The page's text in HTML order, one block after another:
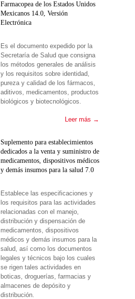
Farmacopea de los Estados Unidos
Mexicanos 14.0, Versión
Electrónica
Es el documento expedido por la
Secretaría de Salud que consigna
los métodos generales de análisis
y los requisitos sobre identidad,
pureza y calidad de los fármacos,
aditivos, medicamentos, productos
biológicos y biotecnológicos.
Leer más →
Suplemento para establecimientos
dedicados a la venta y suministro de
medicamentos, dispositivos médicos
y demás insumos para la salud 7.0
Establece las especificaciones y
los requisitos para las actividades
relacionadas con el manejo,
distribución y dispensación de
medicamentos, dispositivos
médicos y demás insumos para la
salud, así como los documentos
legales y técnicos bajo los cuales
se rigen tales actividades en
boticas, droguerías, farmacias y
almacenes de depósito y
distribución.